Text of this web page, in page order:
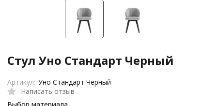
Стул Уно Стандарт Черный
Написать отзыв
Артикул: Уно Стандарт Черный